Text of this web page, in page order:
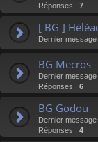
Réponses : 7
[ BG ]
Dernier
BG Mecros
Dernier
Réponses : 6
BG Godou
Dernier
Réponses : 4